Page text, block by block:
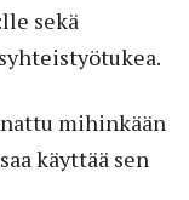
sekä
mihinkään
käyttää sen